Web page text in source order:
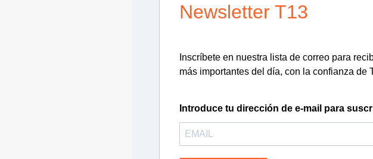
Newsletter T13
Inscríbete en nuestra lista de correo para
más importantes del día, con la confianza de
Introduce tu dirección de e-mail para